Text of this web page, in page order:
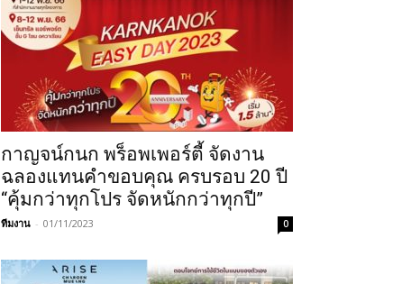
กาญจน์กนก พร็อพเพอร์ตี้ จัดงาน
ฉลองแทนคำขอบคุณ ครบรอบ 20 ปี
“คุ้มกว่าทุกโปร จัดหนักกว่าทุกปี”
ทีมงาน - 01/11/2023 0